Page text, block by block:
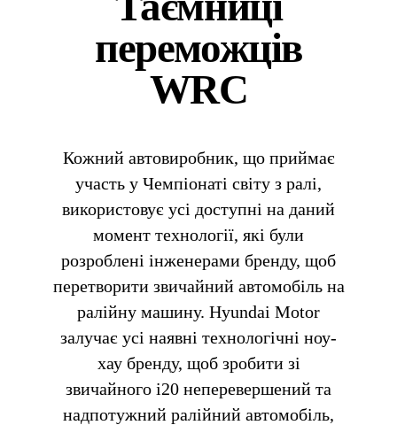
переможців
WRC
Кожний автовиробник, що приймає
участь у Чемпіонаті світу з ралі,
використовує усі доступні на даний
момент технології, які були
розроблені інженерами бренду, щоб
перетворити звичайний автомобіль на
ралійну машину. Hyundai Motor
залучає усі наявні технологічні ноу-
хау бренду, щоб зробити зі
звичайного i20 неперевершений та
надпотужний ралійний автомобіль,